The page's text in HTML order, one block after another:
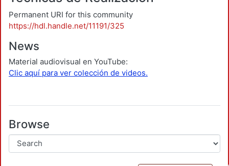
Permanent URI for this community
https://hdl.handle.net/11191/325
News
Material audiovisual en YouTube:
Clic aquí para ver colección de videos.
Browse